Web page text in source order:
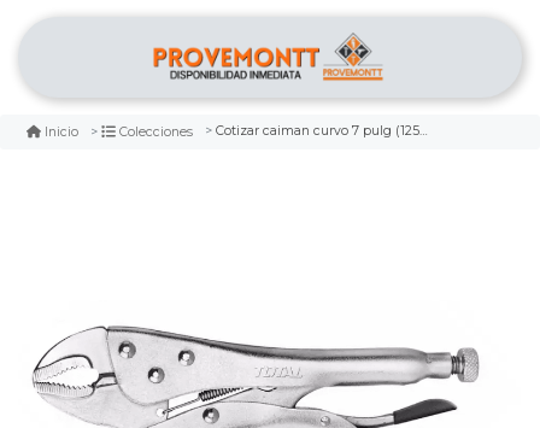
Inicio Colecciones Cotizar caiman curvo 7 pulg (125mm) marca total